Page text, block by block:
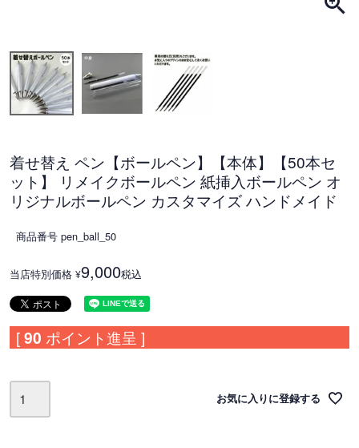
着せ替え ペン【ボールペン】【本体】【50本セ
ット】 リメイクボールペン 紙挿入ボールペン オ
リジナルボールペン カスタマイズ ハンドメイド
商品番号 pen_ball_50
当店特別価格 ¥9,000税込
[90 ポイント進呈 ]
お気に入りに登録する